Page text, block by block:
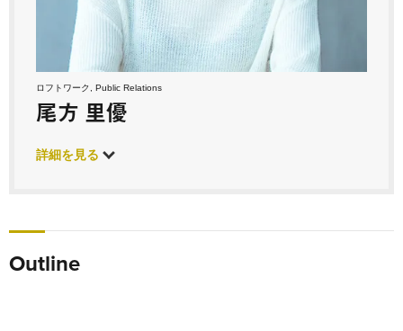
ロフトワーク, Public Relations
尾方 里優
詳細を見る
Outline